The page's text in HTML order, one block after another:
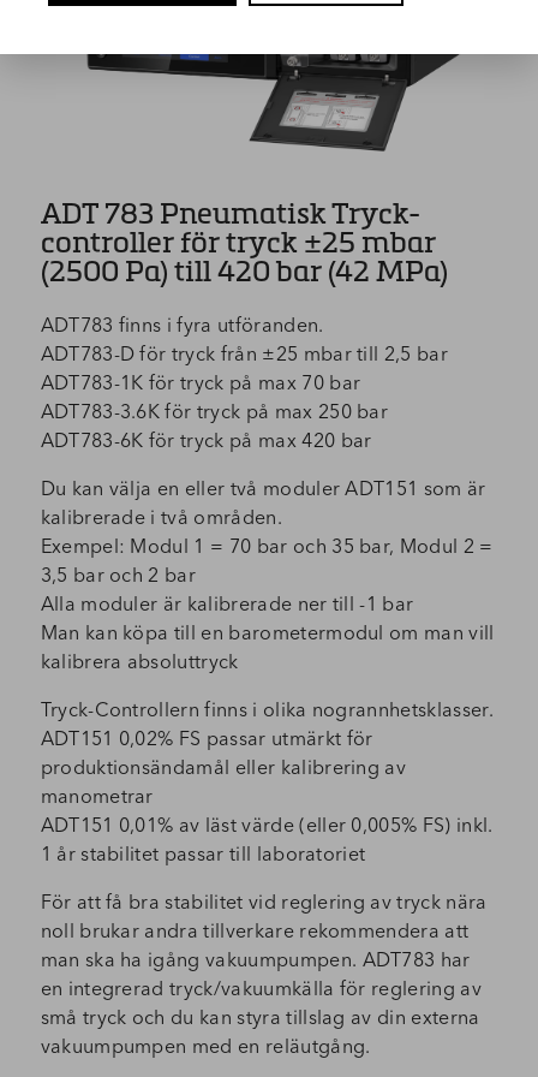
ADT 783 Pneumatisk Tryck-
controller för tryck ±25 mbar
(2500 Pa) till 420 bar (42 MPa)
ADT783 finns i fyra utföranden.
ADT783-D för tryck från ±25 mbar till 2,5 bar
ADT783-1K för tryck på max 70 bar
ADT783-3.6K för tryck på max 250 bar
ADT783-6K för tryck på max 420 bar
Du kan välja en eller två moduler ADT151 som är
kalibrerade i två områden.
Exempel: Modul 1 = 70 bar och 35 bar, Modul 2 =
3,5 bar och 2 bar
Alla moduler är kalibrerade ner till -1 bar
Man kan köpa till en barometermodul om man vill
kalibrera absoluttryck
Tryck-Controllern finns i olika nogrannhetsklasser.
ADT151 0,02% FS passar utmärkt för
produktionsändamål eller kalibrering av
manometrar
ADT151 0,01% av läst värde (eller 0,005% FS) inkl.
1 år stabilitet passar till laboratoriet
För att få bra stabilitet vid reglering av tryck nära
noll brukar andra tillverkare rekommendera att
man ska ha igång vakuumpumpen. ADT783 har
en integrerad tryck/vakuumkälla för reglering av
små tryck och du kan styra tillslag av din externa
vakuumpumpen med en reläutgång.